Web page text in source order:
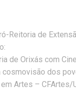
Reitoria de
de Orixás com
cosmovisão dos
Artes – CFArtes/